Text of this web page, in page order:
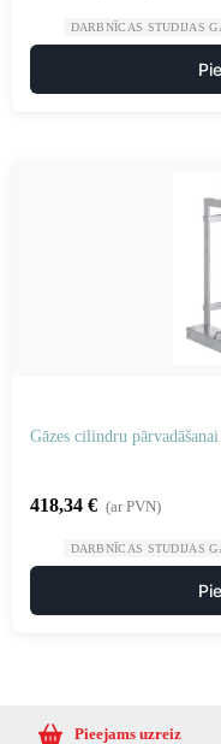
DARBNĪCAS STUDIJAS
Gāzes cilindru
418,34 € (ar PVN)
DARBNĪCAS STUDIJAS
Pieejams uzreiz